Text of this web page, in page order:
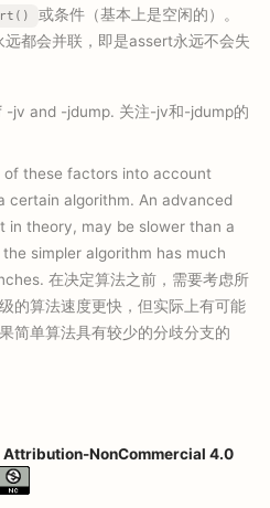
或条件（基本上是空闲的）。
远都会并联，即是assert永远不会失
jv and -jdump. 关注-jv和-jdump的
of these factors into account
certain algorithm. An advanced
in theory, may be slower than a
simpler algorithm has much
在决定算法之前，需要考虑所
的算法速度更快，但实际上有可能
简单算法具有较少的分歧分支的
Attribution-NonCommercial 4.0